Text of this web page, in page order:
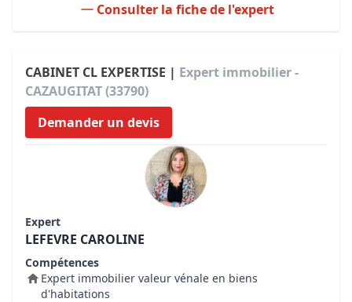
Consulter la fiche de l'expert
CABINET CL EXPERTISE | Expert immobilier -
CAZAUGITAT (33790)
Demander un devis
Expert
LEFEVRE CAROLINE
Compétences
Expert immobilier valeur vénale en biens
d'habitations